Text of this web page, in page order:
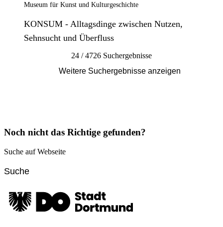
Museum für Kunst und Kulturgeschichte
KONSUM - Alltagsdinge zwischen Nutzen,
Sehnsucht und Überfluss
24 / 4726 Suchergebnisse
Weitere Suchergebnisse anzeigen
Noch nicht das Richtige gefunden?
Suche auf Webseite